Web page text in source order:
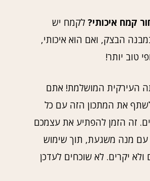
קמח איכותי? לקמח יש
הבצק, ואם הוא איכותי,
טוב יותר!
העירקית המושלמת! אתם
את המתכון הזה עם כל
זה הזמן להפתיע את עצמכם
מנה משגעת, תוך שימוש
ולא יקרים. לא שוכחים לעדכן